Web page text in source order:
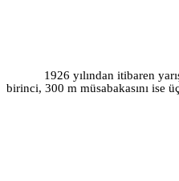
1926 yılından itibaren
birinci, 300 m müsabakasını ise